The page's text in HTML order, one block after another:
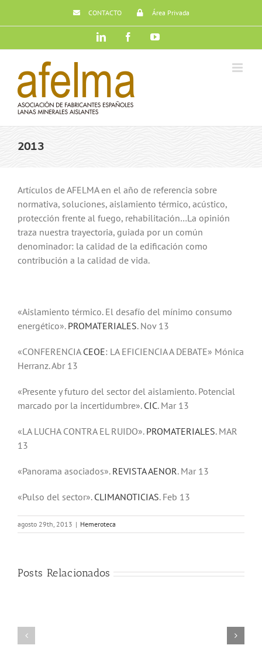
CONTACTO Área Privada
LinkedIn FacebookYouTube
2013
Artículos de AFELMA en el año de referencia sobre
normativa, soluciones, aislamiento térmico, acústico,
protección frente al fuego, rehabilitación…La opinión
traza nuestra trayectoria, guiada por un común
denominador: la calidad de la edificación como
contribución a la calidad de vida.
«Aislamiento térmico. El desafío del mínimo consumo
energético». PROMATERIALES. Nov 13
«CONFERENCIA CEOE: LA EFICIENCIA A DEBATE» Mónica
Herranz. Abr 13
«Presente y futuro del sector del aislamiento. Potencial
marcado por la incertidumbre». CIC. Mar 13
«LA LUCHA CONTRA EL RUIDO». PROMATERIALES. MAR
13
«Panorama asociados». REVISTA AENOR. Mar 13
«Pulso del sector». CLIMANOTICIAS. Feb 13
agosto 29th, 2013 | Hemeroteca
Posts Relacionados
Apariciones